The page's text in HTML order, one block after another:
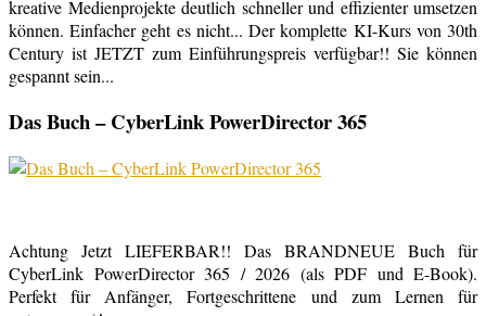
kreative Medienprojekte deutlich schneller und effizienter umsetzen
können. Einfacher geht es nicht... Der komplette KI-Kurs von 30th
Century ist JETZT zum Einführungspreis verfügbar!! Sie können
gespannt sein...
Das Buch – CyberLink PowerDirector 365
Achtung Jetzt LIEFERBAR!! Das BRANDNEUE Buch für
CyberLink PowerDirector 365 / 2026 (als PDF und E-Book).
Perfekt für Anfänger, Fortgeschrittene und zum Lernen für